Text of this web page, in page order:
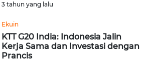
3 tahun yang lalu
Ekuin
KTT G20 India: Indonesia Jalin
Kerja Sama dan Investasi dengan
Prancis